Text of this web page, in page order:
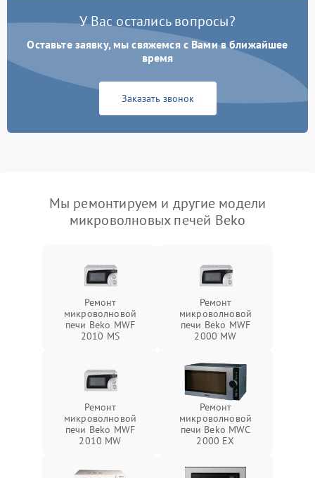
У Вас остались вопросы?
Оставьте заявку, мы свяжемся с Вами в ближайшее
время
Заказать звонок
Мы ремонтируем и другие модели
микроволновых печей Beko
Ремонт
микроволновой
печи Beko MWF
2010 MS
Ремонт
микроволновой
печи Beko MWF
2000 MW
Ремонт
микроволновой
печи Beko MWF
2010 MW
Ремонт
микроволновой
печи Beko MWC
2000 EX